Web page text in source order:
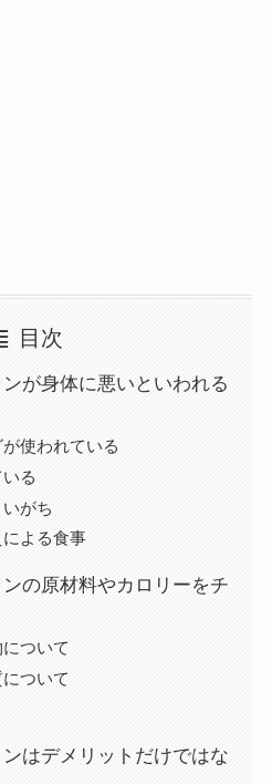
目次
が身体に悪いといわれる
使われている
る
がち
よる食事
の原材料やカロリーをチ
ついて
ついて
はデメリットだけではな